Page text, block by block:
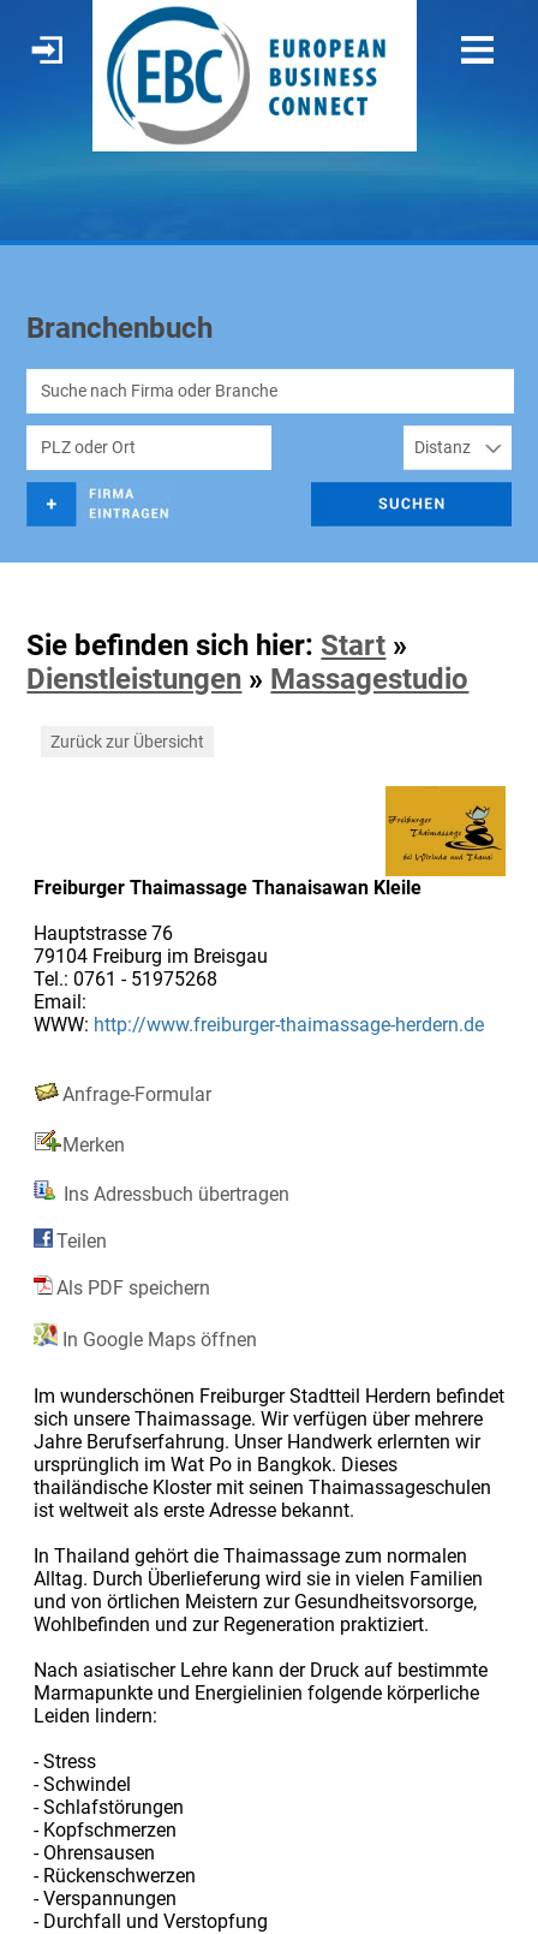
Branchenbuch
Sie befinden sich hier: Start »
Dienstleistungen » Massagestudio
Zurück zur Übersicht
Freiburger Thaimassage Thanaisawan Kleile
Hauptstrasse 76
79104 Freiburg im Breisgau
Tel.: 0761 - 51975268
Email:
WWW: http://www.freiburger-thaimassage-herdern.de
Anfrage-Formular
Merken
Ins Adressbuch übertragen
Teilen
Als PDF speichern
In Google Maps öffnen
Im wunderschönen Freiburger Stadtteil Herdern befindet
sich unsere Thaimassage. Wir verfügen über mehrere
Jahre Berufserfahrung. Unser Handwerk erlernten wir
ursprünglich im Wat Po in Bangkok. Dieses
thailändische Kloster mit seinen Thaimassageschulen
ist weltweit als erste Adresse bekannt.
In Thailand gehört die Thaimassage zum normalen
Alltag. Durch Überlieferung wird sie in vielen Familien
und von örtlichen Meistern zur Gesundheitsvorsorge,
Wohlbefinden und zur Regeneration praktiziert.
Nach asiatischer Lehre kann der Druck auf bestimmte
Marmapunkte und Energielinien folgende körperliche
Leiden lindern:
- Stress
- Schwindel
- Schlafstörungen
- Kopfschmerzen
- Ohrensausen
- Rückenschwerzen
- Verspannungen
- Durchfall und Verstopfung